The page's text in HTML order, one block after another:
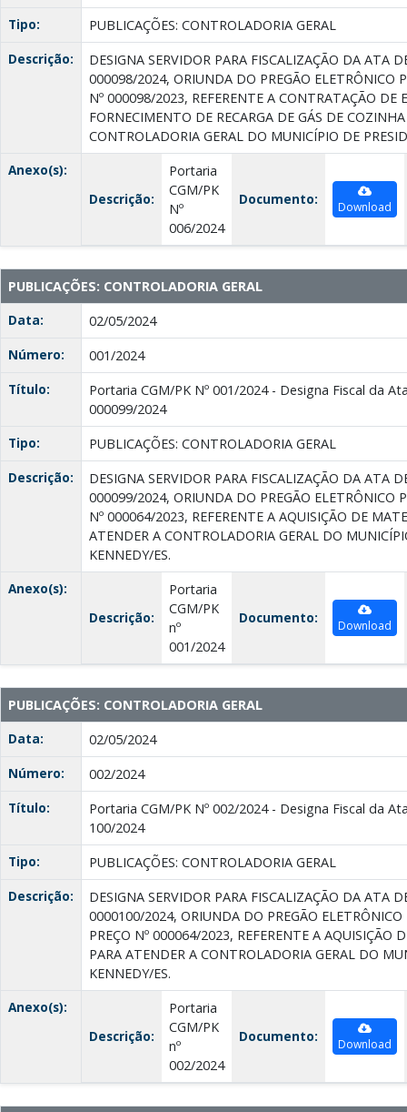
Tipo:
PUBLICAÇÕES: CONTROLADORIA GERAL
Descrição:
DESIGNA SERVIDOR PARA FISCALIZAÇÃO DA ATA
000098/2024, ORIUNDA DO PREGÃO ELETRÔNICO
Nº 000098/2023, REFERENTE A CONTRATAÇÃO DE
FORNECIMENTO DE RECARGA DE GÁS DE
CONTROLADORIA GERAL DO MUNICÍPIO DE
Anexo(s):
Descrição:
Portaria
CGM/PK
Nº
006/2024
Documento: Download
PUBLICAÇÕES: CONTROLADORIA GERAL
Data:
02/05/2024
Número:
001/2024
Título:
Portaria CGM/PK Nº 001/2024 - Designa Fiscal da
000099/2024
Tipo:
PUBLICAÇÕES: CONTROLADORIA GERAL
Descrição:
DESIGNA SERVIDOR PARA FISCALIZAÇÃO DA ATA
000099/2024, ORIUNDA DO PREGÃO ELETRÔNICO
Nº 000064/2023, REFERENTE A AQUISIÇÃO DE
ATENDER A CONTROLADORIA GERAL DO
KENNEDY/ES.
Anexo(s):
Descrição:
Portaria
CGM/PK
nº
001/2024
Documento: Download
PUBLICAÇÕES: CONTROLADORIA GERAL
Data:
02/05/2024
Número:
002/2024
Título:
Portaria CGM/PK Nº 002/2024 - Designa Fiscal da
100/2024
Tipo:
PUBLICAÇÕES: CONTROLADORIA GERAL
Descrição:
DESIGNA SERVIDOR PARA FISCALIZAÇÃO DA ATA
0000100/2024, ORIUNDA DO PREGÃO ELETRÔNICO
PREÇO Nº 000064/2023, REFERENTE A AQUISIÇÃO
PARA ATENDER A CONTROLADORIA GERAL DO
KENNEDY/ES.
Anexo(s):
Descrição:
Portaria
CGM/PK
nº
002/2024
Documento: Download